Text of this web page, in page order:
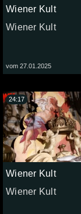
Wiener Kult
Wiener Kult
vom 27.01.2025
Wiener Kult
Wiener Kult
24:17